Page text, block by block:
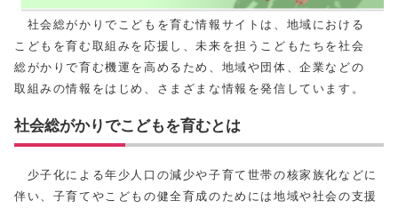
社会総がかりでこどもを育む情報サイトは、地域における
こどもを育む取組みを応援し、未来を担うこどもたちを社会
総がかりで育む機運を高めるため、地域や団体、企業などの
取組みの情報をはじめ、さまざまな情報を発信しています。
社会総がかりでこどもを育むとは
少子化による年少人口の減少や子育て世帯の核家族化などに
伴い、子育てやこどもの健全育成のためには地域や社会の支援